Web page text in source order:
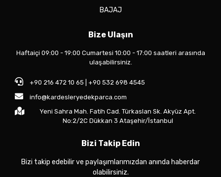
BAJAJ
Bize Ulaşın
Haftaiçi 09:00 - 19:00 Cumartesi 10:00 - 17:00 saatleri arasında
ulaşabilirsiniz.
+90 216 472 10 65 | +90 532 698 4545
info@kardesleryedekparca.com
Yeni Sahra Mah. Fatih Cad. Türkaslan Sk. Akyüz Apt.
No:2/2C Dükkan 3 Ataşehir/İstanbul
Bizi Takip Edin
Bizi takip edebilir ve paylaşımlarımızdan anında haberdar
olabilirsiniz.